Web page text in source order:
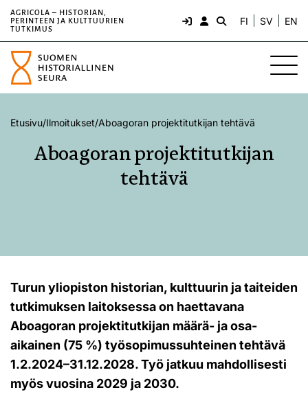
AGRICOLA – HISTORIAN,
PERINTEEN JA KULTTUURIEN
TUTKIMUS
FI SV EN
Etusivu/Ilmoitukset/Aboagoran projektitutkijan tehtävä
Aboagoran projektitutkijan
tehtävä
Turun yliopiston historian, kulttuurin ja taiteiden
tutkimuksen laitoksessa on haettavana
Aboagoran projektitutkijan määrä- ja osa-
aikainen (75 %) työsopimussuhteinen tehtävä
1.2.2024–31.12.2028. Työ jatkuu mahdollisesti
myös vuosina 2029 ja 2030.